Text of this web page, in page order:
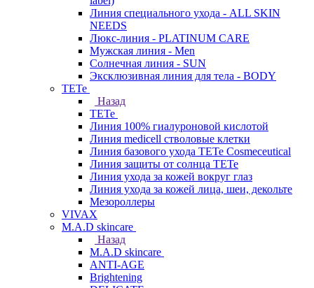
Линия специального ухода - ALL SKIN
NEEDS
Люкс-линия - PLATINUM CARE
Мужская линия - Men
Солнечная линия - SUN
Эксклюзивная линия для тела - BODY
TETe
Назад
TETe
Линия 100% гиалуроновой кислотой
Линия medicell стволовые клетки
Линия базового ухода TETe Cosmeceutical
Линия защиты от солнца TETe
Линия ухода за кожей вокруг глаз
Линия ухода за кожей лица, шеи, декольте
Мезороллеры
VIVAX
M.A.D skincare
Назад
M.A.D skincare
ANTI-AGE
Brightening